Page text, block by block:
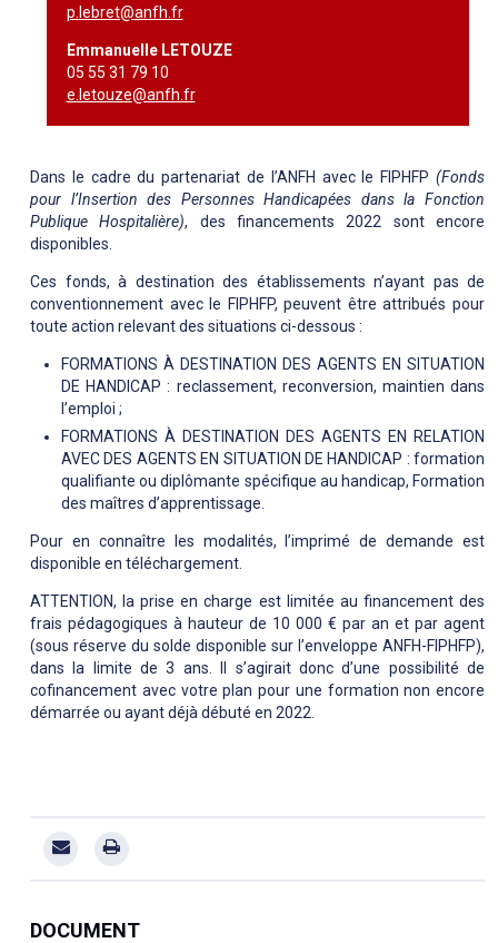
p.lebret@anfh.fr
Emmanuelle LETOUZE
05 55 31 79 10
e.letouze@anfh.fr
Dans le cadre du partenariat de l’ANFH avec le FIPHFP (Fonds
pour l’Insertion des Personnes Handicapées dans la Fonction
Publique Hospitalière), des financements 2022 sont encore
disponibles.
Ces fonds, à destination des établissements n’ayant pas de
conventionnement avec le FIPHFP, peuvent être attribués pour
toute action relevant des situations ci-dessous :
FORMATIONS À DESTINATION DES AGENTS EN SITUATION
DE HANDICAP : reclassement, reconversion, maintien dans
l’emploi ;
FORMATIONS À DESTINATION DES AGENTS EN RELATION
AVEC DES AGENTS EN SITUATION DE HANDICAP : formation
qualifiante ou diplômante spécifique au handicap, Formation
des maîtres d’apprentissage.
Pour en connaître les modalités, l’imprimé de demande est
disponible en téléchargement.
ATTENTION, la prise en charge est limitée au financement des
frais pédagogiques à hauteur de 10 000 € par an et par agent
(sous réserve du solde disponible sur l’enveloppe ANFH-FIPHFP),
dans la limite de 3 ans. Il s’agirait donc d’une possibilité de
cofinancement avec votre plan pour une formation non encore
démarrée ou ayant déjà débuté en 2022.
DOCUMENT